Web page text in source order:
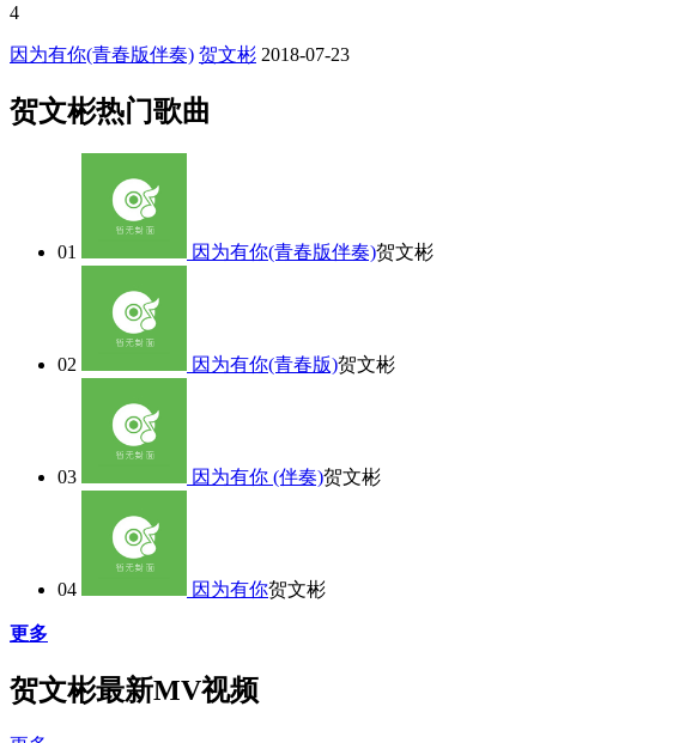
4
因为有你(青春版伴奏) 贺文彬 2018-07-23
贺文彬热门歌曲
01 因为有你(青春版伴奏)贺文彬
02 因为有你(青春版)贺文彬
03 因为有你 (伴奏)贺文彬
04 因为有你贺文彬
更多
贺文彬最新MV视频